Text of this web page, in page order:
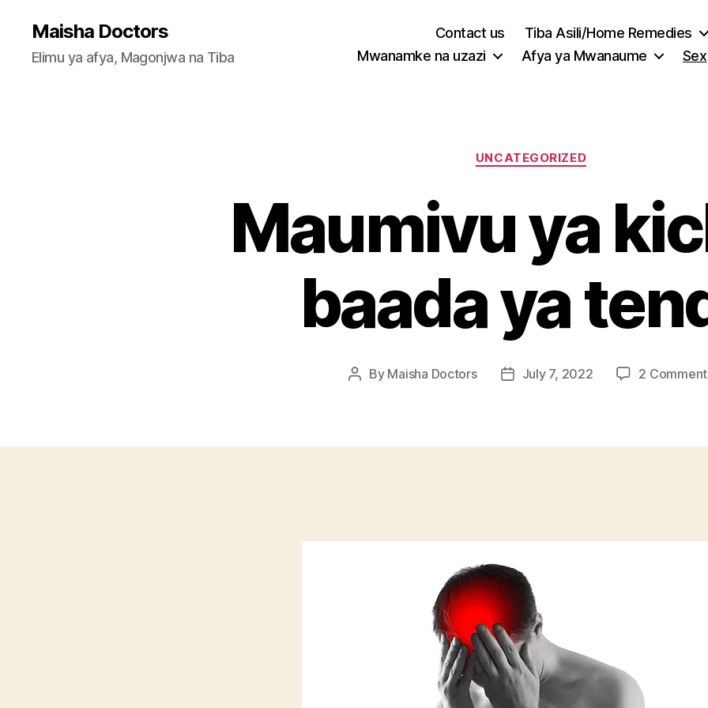
Maisha Doctors
Elimu ya afya, Magonjwa na Tiba
Contact us Tiba Asili/Home Remedies
Mwanamke na uzazi
Afya ya Mwanaume Sex
Categories
UNCATEGORIZED
Maumivu ya
baada ya
Post
By Maisha Doctors
PostJuly 7, 2022 2